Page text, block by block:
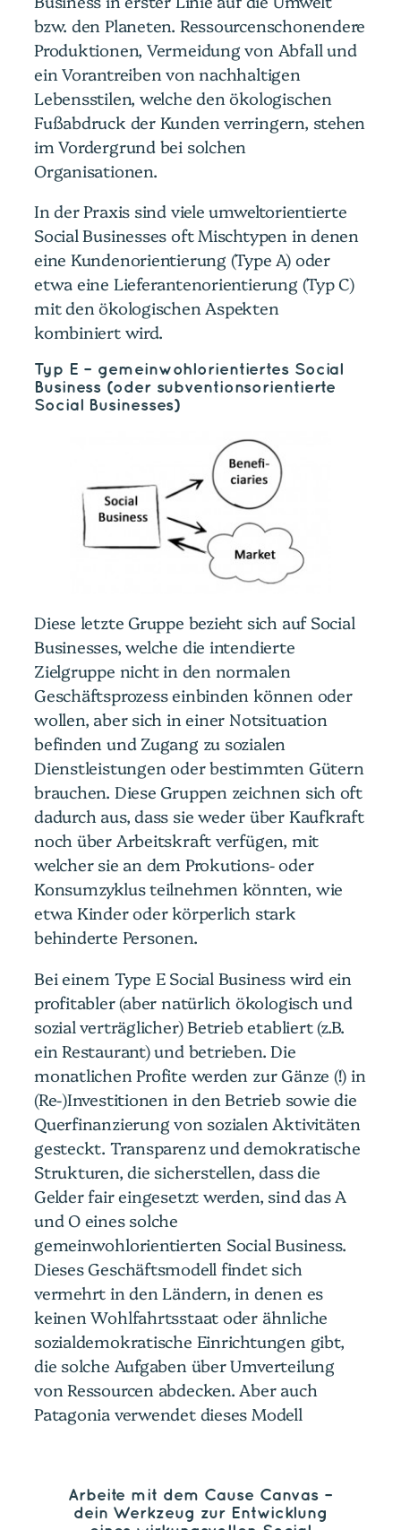
bzw. den Planeten. Ressourcenschonendere
Produktionen, Vermeidung von Abfall und
ein Vorantreiben von nachhaltigen
Lebensstilen, welche den ökologischen
Fußabdruck der Kunden verringern, stehen
im Vordergrund bei solchen
Organisationen.
In der Praxis sind viele umweltorientierte
Social Businesses oft Mischtypen in denen
eine Kundenorientierung (Type A) oder
etwa eine Lieferantenorientierung (Typ C)
mit den ökologischen Aspekten
kombiniert wird.
Typ E – gemeinwohlorientiertes Social
Business (oder subventionsorientierte
Social Businesses)
Diese letzte Gruppe bezieht sich auf Social
Businesses, welche die intendierte
Zielgruppe nicht in den normalen
Geschäftsprozess einbinden können oder
wollen, aber sich in einer Notsituation
befinden und Zugang zu sozialen
Dienstleistungen oder bestimmten Gütern
brauchen. Diese Gruppen zeichnen sich oft
dadurch aus, dass sie weder über Kaufkraft
noch über Arbeitskraft verfügen, mit
welcher sie an dem Prokutions- oder
Konsumzyklus teilnehmen könnten, wie
etwa Kinder oder körperlich stark
behinderte Personen.
Bei einem Type E Social Business wird ein
profitabler (aber natürlich ökologisch und
sozial verträglicher) Betrieb etabliert (z.B.
ein Restaurant) und betrieben. Die
monatlichen Profite werden zur Gänze (!) in
(Re-)Investitionen in den Betrieb sowie die
Querfinanzierung von sozialen Aktivitäten
gesteckt. Transparenz und demokratische
Strukturen, die sicherstellen, dass die
Gelder fair eingesetzt werden, sind das A
und O eines solche
gemeinwohlorientierten Social Business.
Dieses Geschäftsmodell findet sich
vermehrt in den Ländern, in denen es
keinen Wohlfahrtsstaat oder ähnliche
sozialdemokratische Einrichtungen gibt,
die solche Aufgaben über Umverteilung
von Ressourcen abdecken. Aber auch
Patagonia verwendet dieses Modell
Arbeite mit dem Cause Canvas –
dein Werkzeug zur Entwicklung